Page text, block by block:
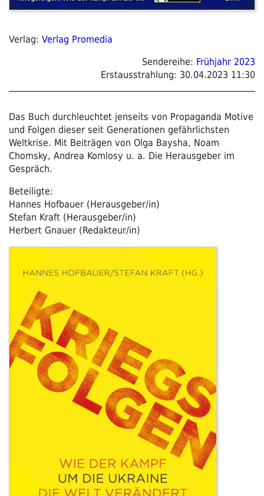
Verlag: Verlag Promedia
Sendereihe: Frühjahr 2023
Erstausstrahlung: 30.04.2023 11:30
Das Buch durchleuchtet jenseits von Propaganda Motive
und Folgen dieser seit Generationen gefährlichsten
Weltkrise. Mit Beiträgen von Olga Baysha, Noam
Chomsky, Andrea Komlosy u. a. Die Herausgeber im
Gespräch.
Beteiligte:
Hannes Hofbauer (Herausgeber/in)
Stefan Kraft (Herausgeber/in)
Herbert Gnauer (Redakteur/in)